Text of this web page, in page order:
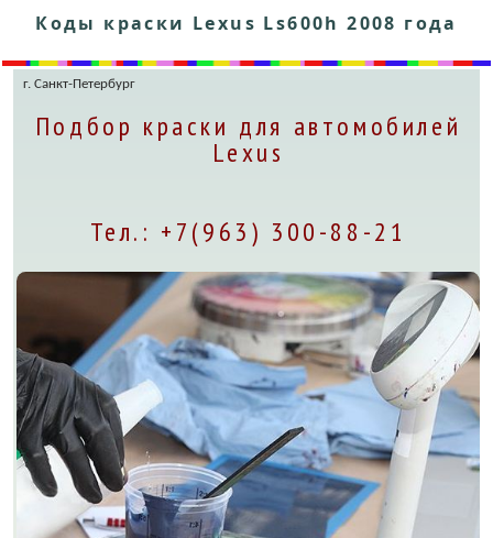
Коды краски Lexus Ls600h 2008 года
г. Санкт-Петербург
Подбор краски для автомобилей
Lexus
Тел.: +7(963) 300-88-21